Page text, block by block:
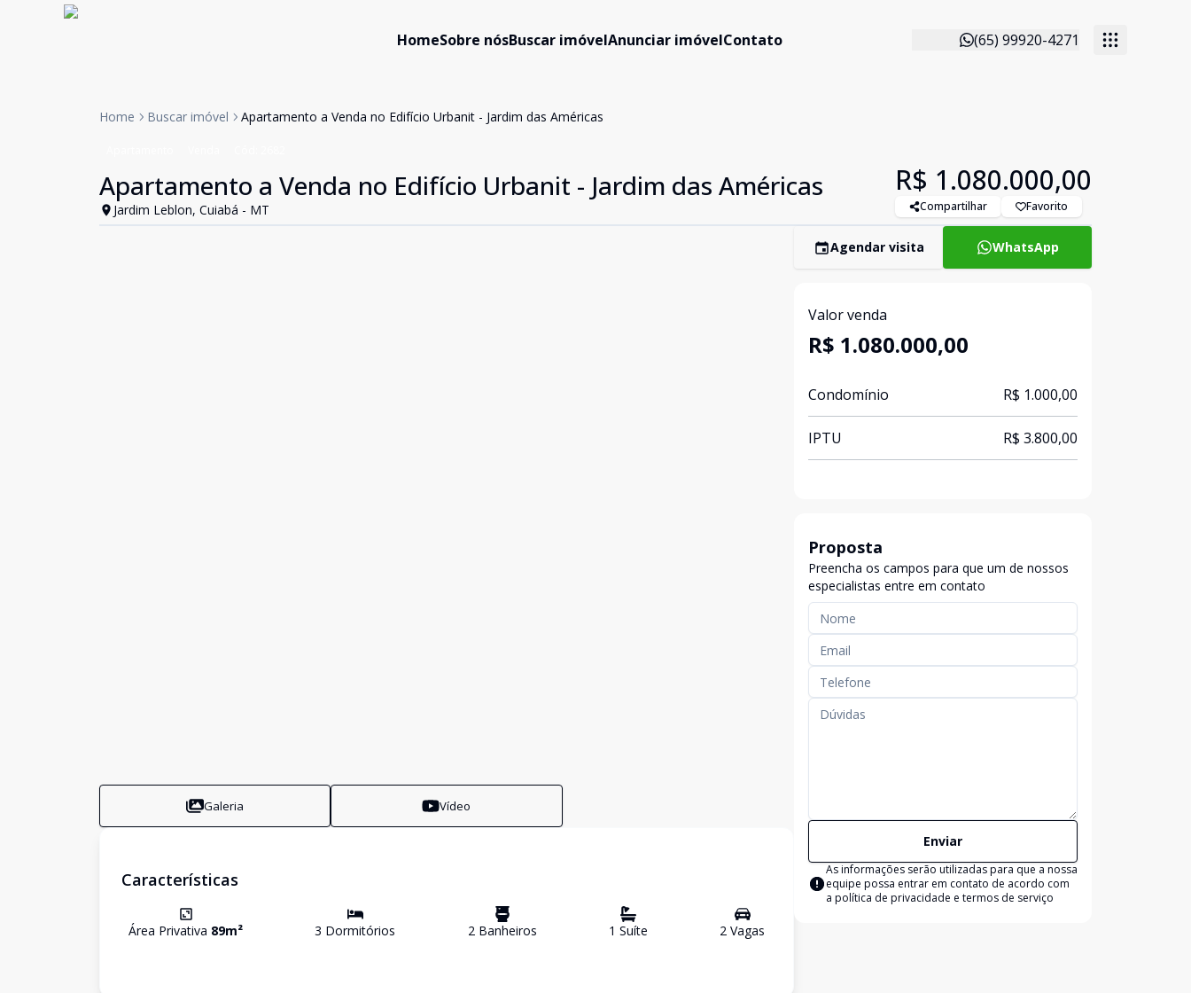
HomeSobre nósBuscar imóvelAnunciar imóvelContato (65) 99920-4271
Home Buscar imóvel Apartamento a Venda no Edifício Urbanit - Jardim das Américas
Apartamento a Venda no Edifício Urbanit - Jardim das Américas
Jardim Leblon, Cuiabá - MT
R$ 1.080.000,00
Compartilhar Favorito
Galeria Vídeo
Características
Área Privativa 89m² 3 Dormitórios 2Banheiros 1 Suíte 2 Vagas
Agendar visita WhatsApp
Valor venda
R$ 1.080.000,00
Condomínio R$ 1.000,00
IPTU R$ 3.800,00
Proposta
Preencha os campos para que um de nossos
especialistas entre em contato
Enviar
As informações serão utilizadas para que a nossa
equipe possa entrar em contato de acordo com
a política de privacidade e termos de serviço